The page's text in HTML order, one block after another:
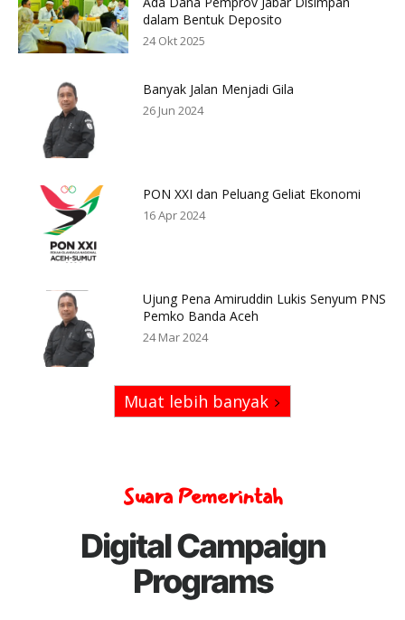
dalam Bentuk Deposito
24 Okt 2025
Banyak Jalan Menjadi Gila
26 Jun 2024
PON XXI dan Peluang Geliat Ekonomi
16 Apr 2024
Ujung Pena Amiruddin Lukis Senyum PNS
Pemko Banda Aceh
24 Mar 2024
Muat lebih banyak
Suara Pemerintah
Digital Campaign
Programs